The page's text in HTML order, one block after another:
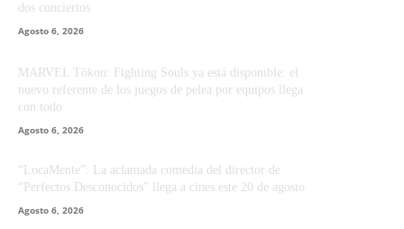
dos conciertos
Agosto 6, 2026
MARVEL Tōkon: Fighting Souls ya está disponible: el
nuevo referente de los juegos de pelea por equipos llega
con todo
Agosto 6, 2026
“LocaMente”: La aclamada comedia del director de
“Perfectos Desconocidos” llega a cines este 20 de agosto
Agosto 6, 2026